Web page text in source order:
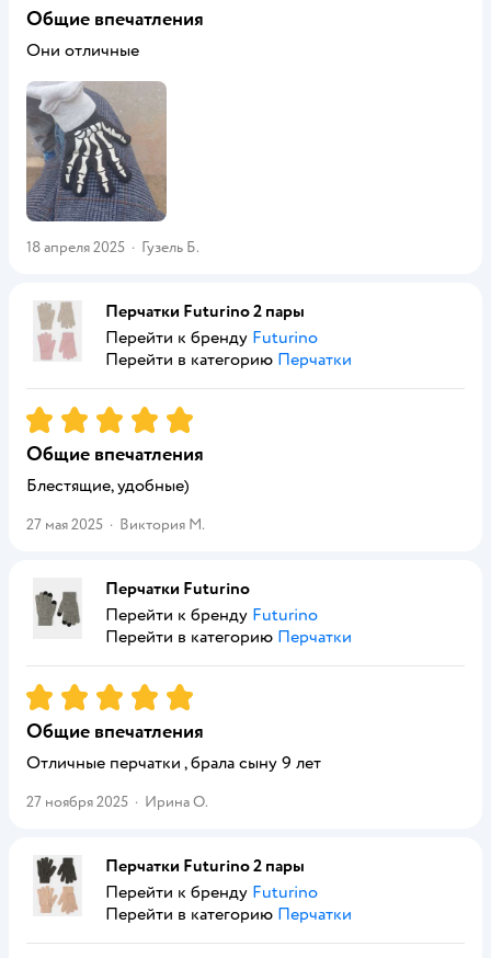
Общие впечатления
Они отличные
18 апреля 2025 · Гузель Б.
Перчатки Futurino 2 пары
Перейти к бренду Futurino
Перейти в категорию Перчатки
Рейтинг:5
Общие впечатления
Блестящие, удобные)
27 мая 2025 · Виктория М.
Перчатки Futurino
Перейти к бренду Futurino
Перейти в категорию Перчатки
Рейтинг:5
Общие впечатления
Отличные перчатки , брала сыну 9 лет
27 ноября 2025 · Ирина О.
Перчатки Futurino 2 пары
Перейти к бренду Futurino
Перейти в категорию Перчатки